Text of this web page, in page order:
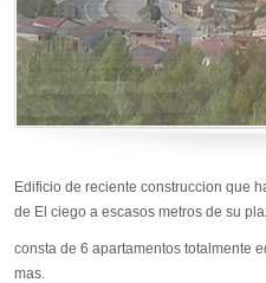
Edificio de reciente construccion que
de El ciego a escasos metros de su
consta de 6 apartamentos totalmente
mas.